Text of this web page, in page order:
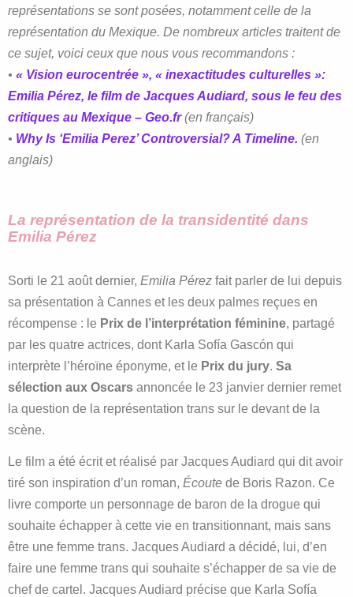
représentations se sont posées, notamment celle de la
représentation du Mexique. De nombreux articles traitent de
ce sujet, voici ceux que nous vous recommandons :
• « Vision eurocentrée », « inexactitudes culturelles »:
Emilia Pérez, le film de Jacques Audiard, sous le feu des
critiques au Mexique – Geo.fr(en français)
• Why Is ‘Emilia Perez’ Controversial? A Timeline. (en
anglais)
La représentation de la transidentité dans
Emilia Pérez
Sorti le 21 août dernier, Emilia Pérez fait parler de lui depuis
sa présentation à Cannes et les deux palmes reçues en
récompense : le Prix de l’interprétation féminine, partagé
par les quatre actrices, dont Karla Sofía Gascón qui
interprète l’héroïne éponyme, et le Prix du jury. Sa
sélection aux Oscars annoncée le 23 janvier dernier remet
la question de la représentation trans sur le devant de la
scène.
Le film a été écrit et réalisé par Jacques Audiard qui dit avoir
tiré son inspiration d’un roman, Écoute de Boris Razon. Ce
livre comporte un personnage de baron de la drogue qui
souhaite échapper à cette vie en transitionnant, mais sans
être une femme trans. Jacques Audiard a décidé, lui, d’en
faire une femme trans qui souhaite s’échapper de sa vie de
chef de cartel. Jacques Audiard précise que Karla Sofía